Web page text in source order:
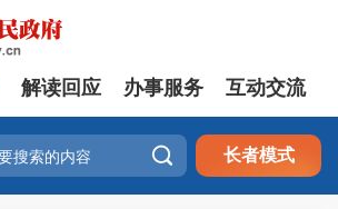
解读回应 办事服务 互动交流
 长者模式